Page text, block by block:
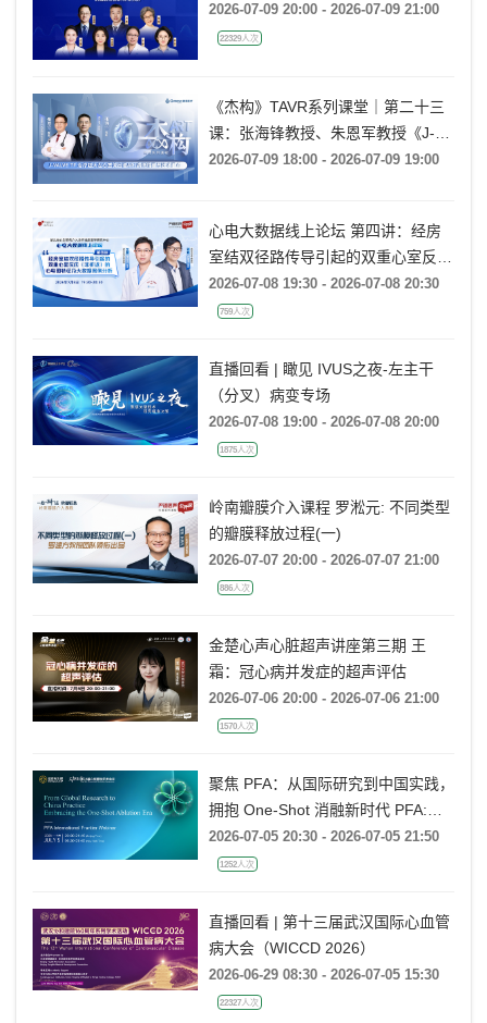
2026-07-09 20:00 - 2026-07-09 21:00
22329人次
《杰构》TAVR系列课堂｜第二十三
课：张海锋教授、朱恩军教授《J-
VALVE TF 治疗超大左心室流出道
2026-07-09 18:00 - 2026-07-09 19:00
心电大数据线上论坛 第四讲：经房
室结双径路传导引起的双重心室反应
(非折返)的心电图特征及大数据案例
分析
2026-07-08 19:30 - 2026-07-08 20:30
759人次
直播回看 | 瞰见 IVUS之夜-左主干
（分叉）病变专场
2026-07-08 19:00 - 2026-07-08 20:00
1875人次
岭南瓣膜介入课程 罗淞元: 不同类型
的瓣膜释放过程(一)
2026-07-07 20:00 - 2026-07-07 21:00
886人次
金楚心声心脏超声讲座第三期 王
霜：冠心病并发症的超声评估
2026-07-06 20:00 - 2026-07-06 21:00
1570人次
聚焦 PFA：从国际研究到中国实践，
拥抱 One-Shot 消融新时代 PFA:
From Global Research to China
Practice, Embracing the One-Shot
题会
2026-07-05 20:30 - 2026-07-05 21:50
1252人次
直播回看 | 第十三届武汉国际心血管
病大会（WICCD 2026）
2026-06-29 08:30 - 2026-07-05 15:30
22327人次